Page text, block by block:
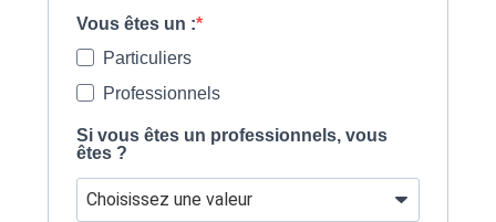
Vous êtes un :
Particuliers
Professionnels
Si vous êtes un professionnels, vous
êtes ?